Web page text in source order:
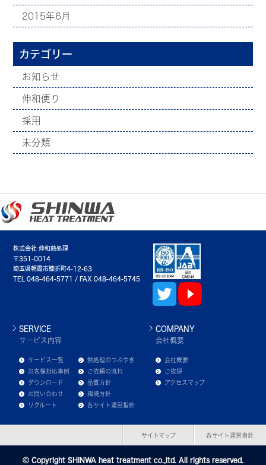
2015年6月
カテゴリー
お知らせ
伸和便り
採用
未分類
株式会社 伸和熱処理
〒351-0014
埼玉県朝霞市膝折町4-12-63
TEL 048-464-5771 / FAX 048-464-5745
SERVICE
サービス内容
サービス一覧
熱処理のつぶやき
お客様対応事例
ご依頼の流れ
ダウンロード
品質方針
お問い合わせ
環境方針
リクルート
各サイト運営指針
COMPANY
会社概要
会社概要
ご挨拶
アクセスマップ
サイトマップ 各サイト運営指針
Ⓒ Copyright SHINWA heat treatment co.,ltd. All rights reserved.